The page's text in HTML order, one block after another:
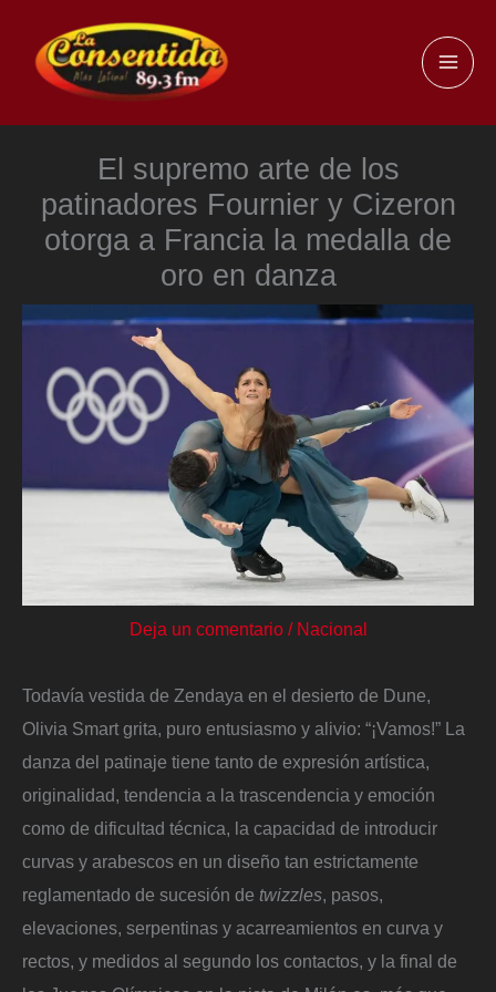
contenido
El supremo arte de los
patinadores Fournier y Cizeron
otorga a Francia la medalla de
oro en danza
Deja un comentario / Nacional
Todavía vestida de Zendaya en el desierto de Dune,
Olivia Smart grita, puro entusiasmo y alivio: “¡Vamos!” La
danza del patinaje tiene tanto de expresión artística,
originalidad, tendencia a la trascendencia y emoción
como de dificultad técnica, la capacidad de introducir
curvas y arabescos en un diseño tan estrictamente
reglamentado de sucesión de twizzles, pasos,
elevaciones, serpentinas y acarreamientos en curva y
rectos, y medidos al segundo los contactos, y la final de